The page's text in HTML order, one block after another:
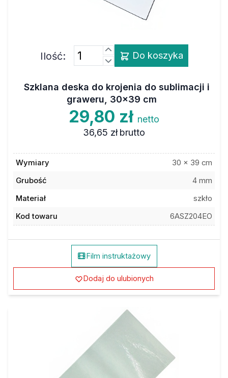
Ilość: Do koszyka
Szklana deska do krojenia do sublimacji i
graweru, 30x39 cm
29,80 zł netto
36,65 zł brutto
Wymiary
30 x 39 cm
Grubość
4 mm
Materiał
szkło
Kod towaru
6ASZ204EO
Film instruktażowy
Dodaj do ulubionych